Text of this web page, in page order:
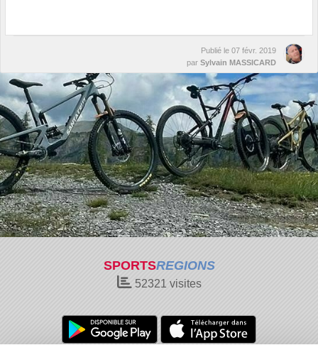
Publié le 07 févr. 2019
par Sylvain MASSICARD
SPORTSREGIONS
52321 visites